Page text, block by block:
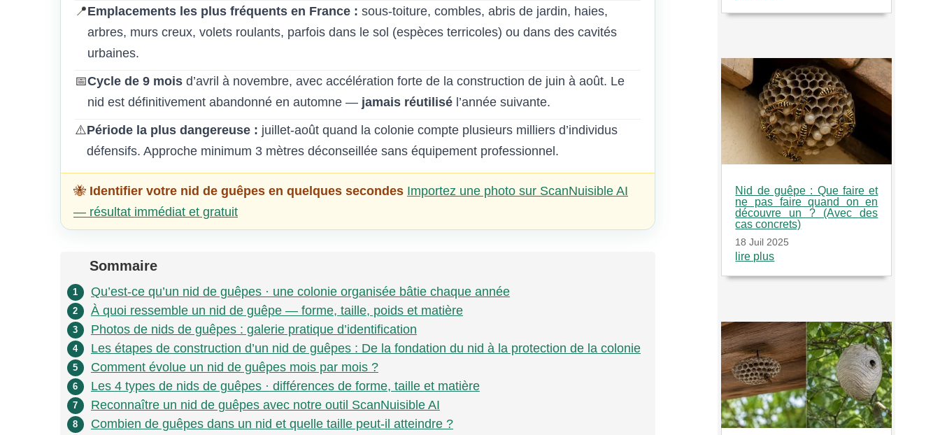
📍Emplacements les plus fréquents en France : sous-toiture, combles, abris de jardin, haies,
arbres, murs creux, volets roulants, parfois dans le sol (espèces terricoles) ou dans des cavités
urbaines.
📅Cycle de 9 moisd’avril à novembre, avec accélération forte de la construction de juin à août. Le
nid est définitivement abandonné en automne — jamais réutilisél’année suivante.
⚠️Période la plus dangereuse : juillet-août quand la colonie compte plusieurs milliers d’individus
défensifs. Approche minimum 3 mètres déconseillée sans équipement professionnel.
🐝 Identifier votre nid de guêpes en quelques secondes Importez une photo sur ScanNuisible AI
— résultat immédiat et gratuit
Sommaire
1 Qu’est-ce qu’un nid de guêpes · une colonie organisée bâtie chaque année
2 À quoi ressemble un nid de guêpe — forme, taille, poids et matière
3 Photos de nids de guêpes : galerie pratique d’identification
4 Les étapes de construction d’un nid de guêpes : De la fondation du nid à la protection de la colonie
5 Comment évolue un nid de guêpes mois par mois ?
6 Les 4 types de nids de guêpes · différences de forme, taille et matière
7 Reconnaître un nid de guêpes avec notre outil ScanNuisible AI
8 Combien de guêpes dans un nid et quelle taille peut-il atteindre ?
Nid de guêpe : Que faire et
ne pas faire quand on en
découvre un ? (Avec des
cas concrets)
18 Juil 2025
lire plus